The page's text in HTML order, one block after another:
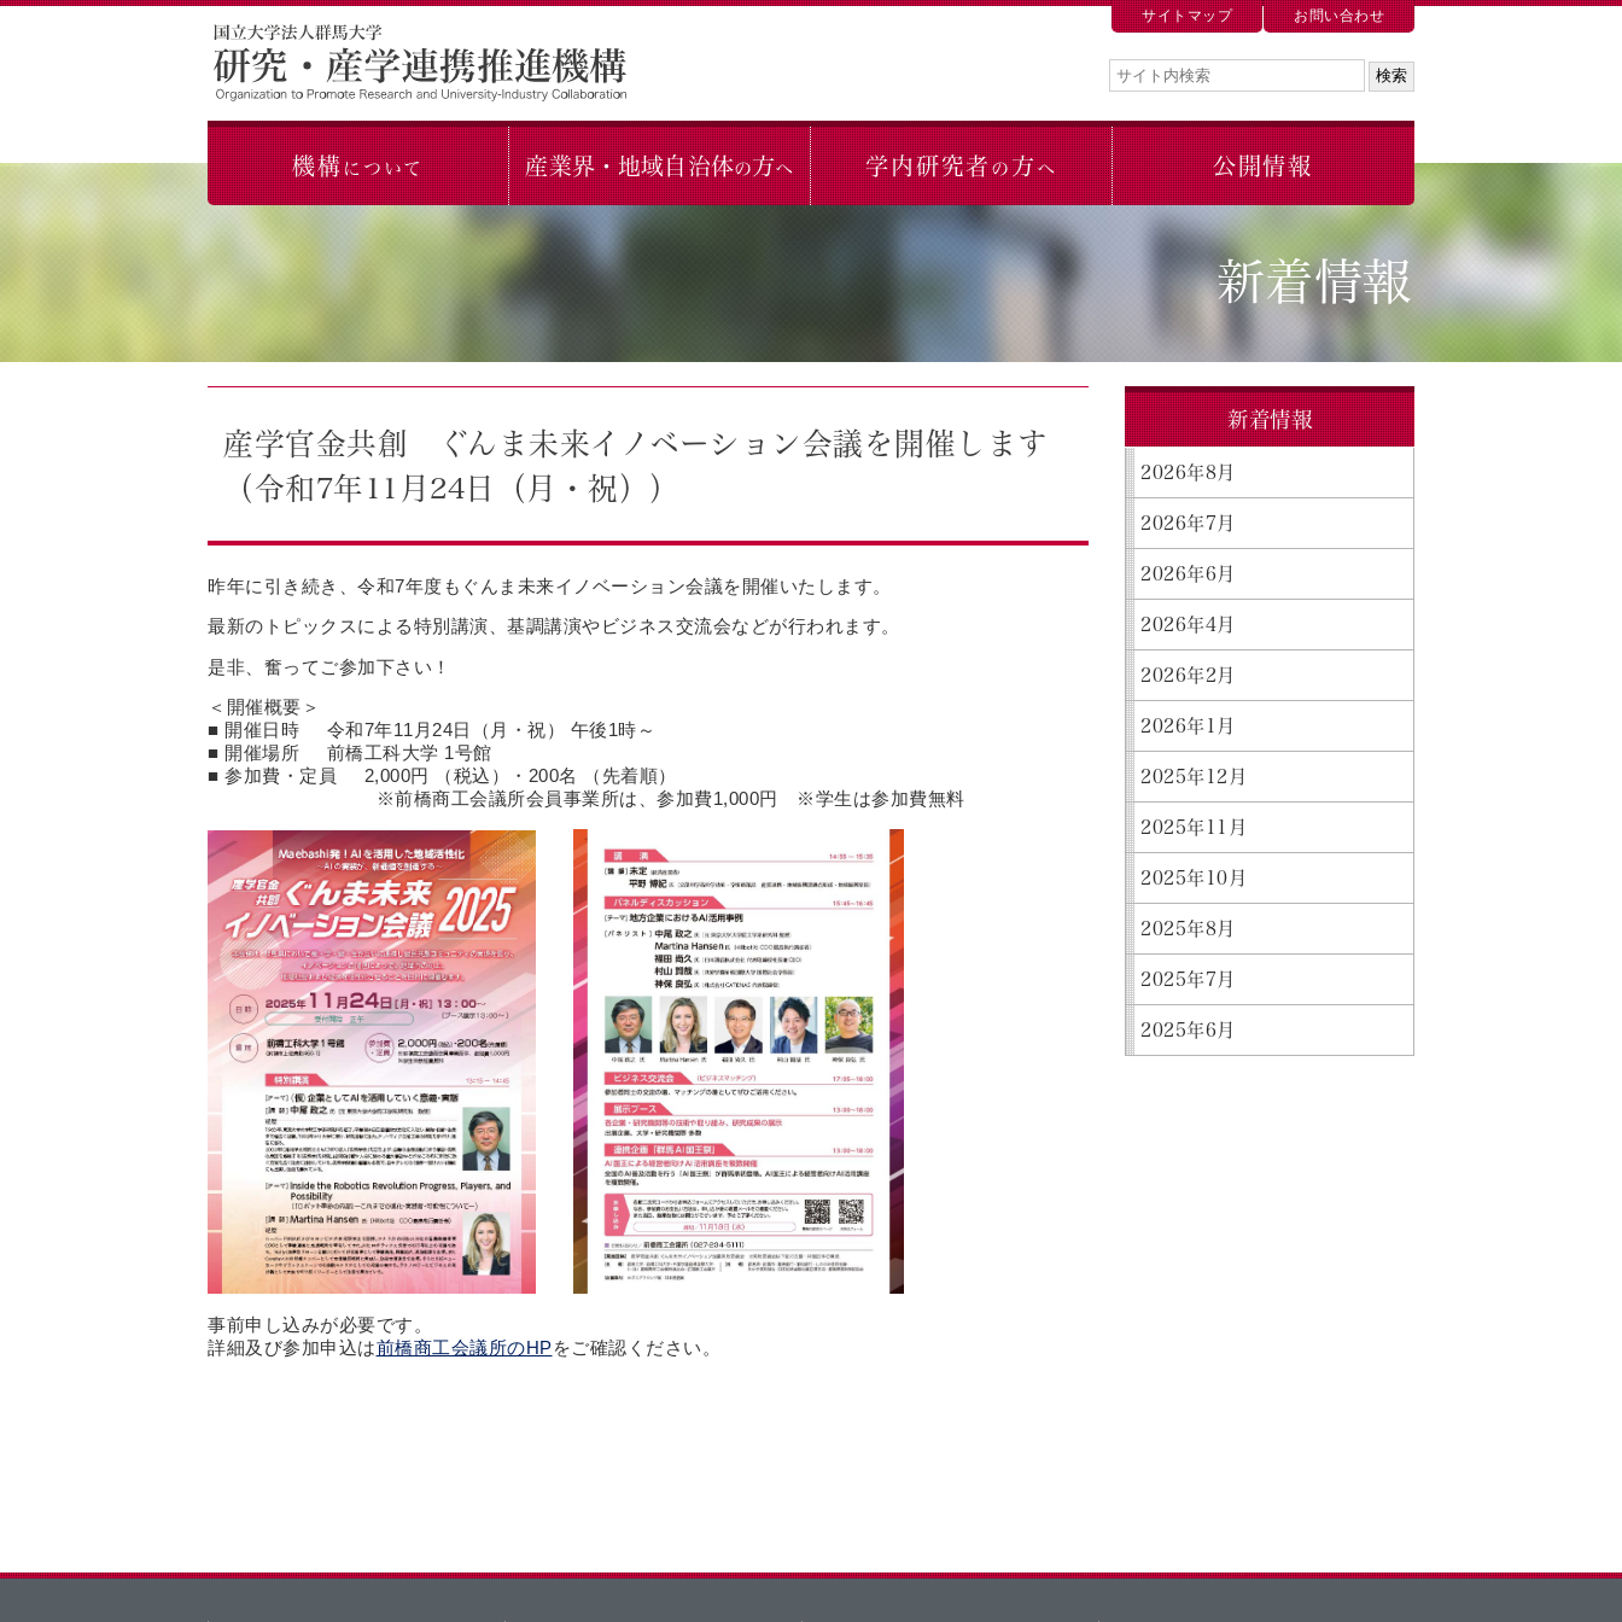
お問い合わせ
サイトマップ
機構について 産業界・地域自治体の方へ 学内研究者の方へ 公開情報
新着情報
産学官金共創 ぐんま未来イノベーション会議を開催します
（令和7年11月24日（月・祝））
昨年に引き続き、令和7年度もぐんま未来イノベーション会議を開催いたします。
最新のトピックスによる特別講演、基調講演やビジネス交流会などが行われます。
是非、奮ってご参加下さい！
＜開催概要＞
■ 開催日時 令和7年11月24日（月・祝） 午後1時～
■ 開催場所 前橋工科大学 1号館
■ 参加費・定員 2,000円 （税込）・200名 （先着順）
※前橋商工会議所会員事業所は、参加費1,000円 ※学生は参加費無料
事前申し込みが必要です。
詳細及び参加申込は前橋商工会議所のHPをご確認ください。
新着情報
2026年8月
2026年7月
2026年6月
2026年4月
2026年2月
2026年1月
2025年12月
2025年11月
2025年10月
2025年8月
2025年7月
2025年6月